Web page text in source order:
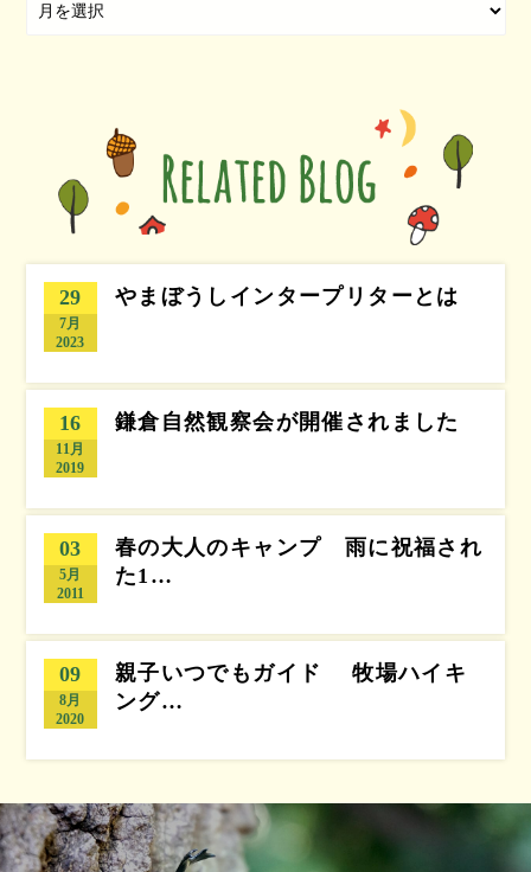
29
7月
2023
やまぼうしインタープリターとは
16
11月
2019
鎌倉自然観察会が開催されました
03
5月
2011
春の大人のキャンプ 雨に祝福され
た1…
09
8月
2020
親子いつでもガイド 牧場ハイキ
ング…